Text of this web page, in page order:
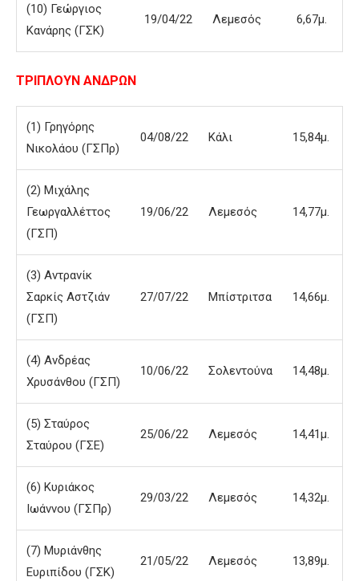
(10) Γεώργιος
Κανάρης (ΓΣΚ)
19/04/22 Λεμεσός 6,67μ.
ΤΡΙΠΛΟΥΝ ΑΝΔΡΩΝ
(1) Γρηγόρης
Νικολάου (ΓΣΠρ)
04/08/22 Κάλι 15,84μ.
(2) Μιχάλης
Γεωργαλλέττος
(ΓΣΠ)
19/06/22 Λεμεσός 14,77μ.
(3) Αντρανίκ
Σαρκίς Αστζιάν
(ΓΣΠ)
27/07/22 Μπίστριτσα 14,66μ.
(4) Ανδρέας
Χρυσάνθου (ΓΣΠ)
10/06/22 Σολεντούνα 14,48μ.
(5) Σταύρος
Σταύρου (ΓΣΕ)
25/06/22 Λεμεσός 14,41μ.
(6) Κυριάκος
Ιωάννου (ΓΣΠρ)
29/03/22 Λεμεσός 14,32μ.
(7) Μυριάνθης
Ευριπίδου (ΓΣΚ)
21/05/22 Λεμεσός 13,89μ.